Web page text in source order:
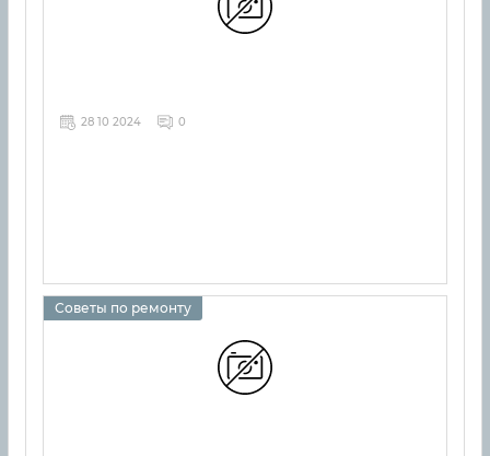
28 10 2024 0
Советы по ремонту